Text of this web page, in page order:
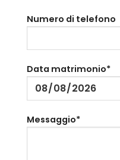
Numero di telefono
Data matrimonio*
Messaggio*